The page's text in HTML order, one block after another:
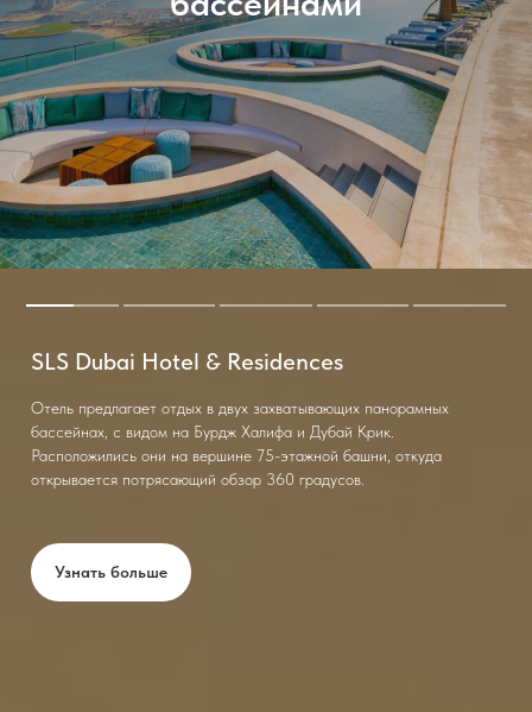
SLS Dubai Hotel & Residences
Отель предлагает отдых в двух захватывающих панорамных
бассейнах, с видом на Бурдж Халифа и Дубай Крик.
Расположились они на вершине 75-этажной башни, откуда
открывается потрясающий обзор 360 градусов.
Узнать больше